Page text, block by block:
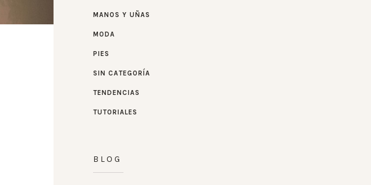
MANOS Y UÑAS
MODA
PIES
SIN CATEGORÍA
TENDENCIAS
TUTORIALES
BLOG